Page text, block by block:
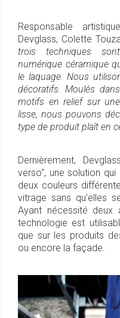
Responsable
Devglass, Colette
trois techniques
numérique céramique
le laquage. Nous
décoratifs. Moulés
motifs en relief sur
lisse, nous pouvons
type de produit plaît en
Dernièrement,
verso", une solution
deux couleurs
vitrage sans qu’elles
Ayant nécessité deux
technologie est
que sur les produits
ou encore la façade.